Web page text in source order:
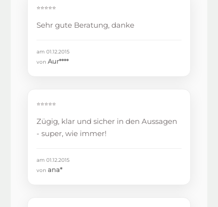
⭐⭐⭐⭐⭐
Sehr gute Beratung, danke
am 01.12.2015
vonAur****
⭐⭐⭐⭐⭐
Zügig, klar und sicher in den Aussagen
- super, wie immer!
am 01.12.2015
vonana*